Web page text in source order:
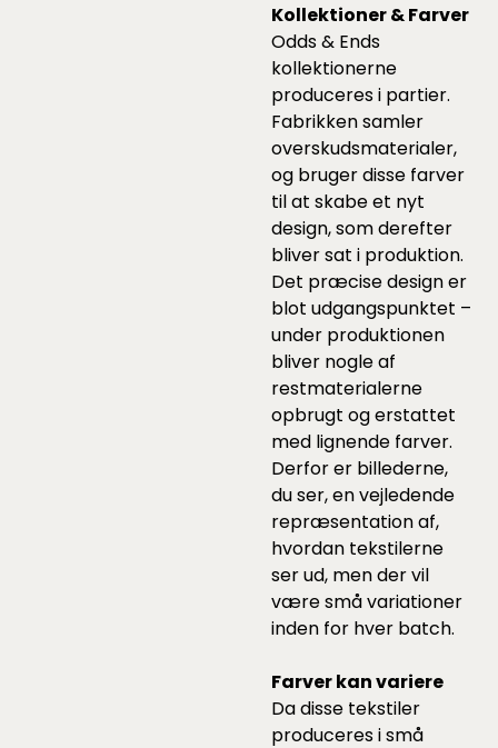
Kollektioner & Farver
Odds & Ends
kollektionerne
produceres i partier.
Fabrikken samler
overskudsmaterialer,
og bruger disse farver
til at skabe et nyt
design, som derefter
bliver sat i produktion.
Det præcise design er
blot udgangspunktet –
under produktionen
bliver nogle af
restmaterialerne
opbrugt og erstattet
med lignende farver.
Derfor er billederne,
du ser, en vejledende
repræsentation af,
hvordan tekstilerne
ser ud, men der vil
være små variationer
inden for hver batch.
Farver kan variere
Da disse tekstiler
produceres i små